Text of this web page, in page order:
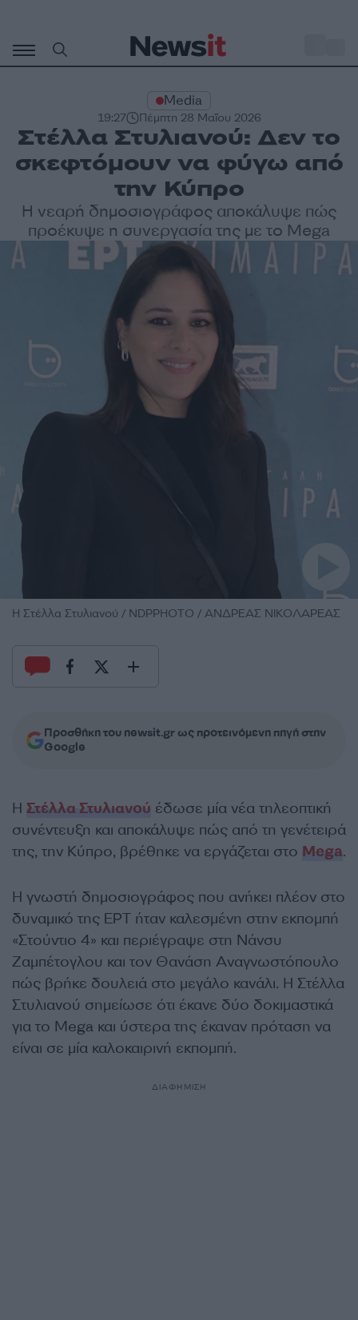
περιεχόμενο
Media
19:27 Πέμπτη 28 Μαΐου 2026
Στέλλα Στυλιανού: Δεν το
σκεφτόμουν να φύγω από
την Κύπρο
Η νεαρή δημοσιογράφος αποκάλυψε πώς
προέκυψε η συνεργασία της με το Mega
Η Στέλλα Στυλιανού / NDPPHOTO / ΑΝΔΡΕΑΣ ΝΙΚΟΛΑΡΕΑΣ
Προσθήκη του newsit.gr ως προτεινόμενη πηγή στην
Google
Η Στέλλα Στυλιανού έδωσε μία νέα τηλεοπτική
συνέντευξη και αποκάλυψε πώς από τη γενέτειρά
της, την Κύπρο, βρέθηκε να εργάζεται στο Mega.
Η γνωστή δημοσιογράφος που ανήκει πλέον στο
δυναμικό της ΕΡΤ ήταν καλεσμένη στην εκπομπή
«Στούντιο 4» και περιέγραψε στη Νάνσυ
Ζαμπέτογλου και τον Θανάση Αναγνωστόπουλο
πώς βρήκε δουλειά στο μεγάλο κανάλι. Η Στέλλα
Στυλιανού σημείωσε ότι έκανε δύο δοκιμαστικά
για το Mega και ύστερα της έκαναν πρόταση να
είναι σε μία καλοκαιρινή εκπομπή.
ΔΙΑΦΗΜΙΣΗ